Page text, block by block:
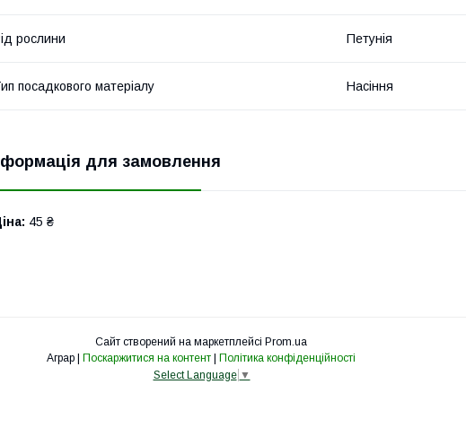
рослини Петунія
посадкового матеріалу Насіння
для замовлення
45 ₴
Сайт створений на маркетплейсі Prom.ua
Поскаржитися на контент
Політика конфіденційності
Select Language ▼